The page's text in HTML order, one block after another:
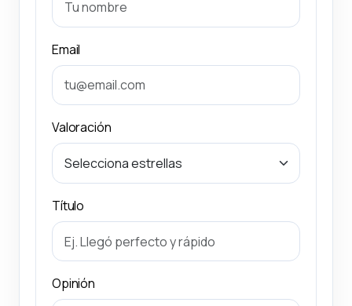
Email
Valoración
Título
Opinión